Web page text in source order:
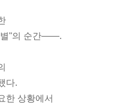
별"의 순간――.
다.
한 상황에서